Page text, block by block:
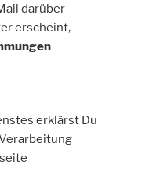
darüber
erscheint,
erklärst Du